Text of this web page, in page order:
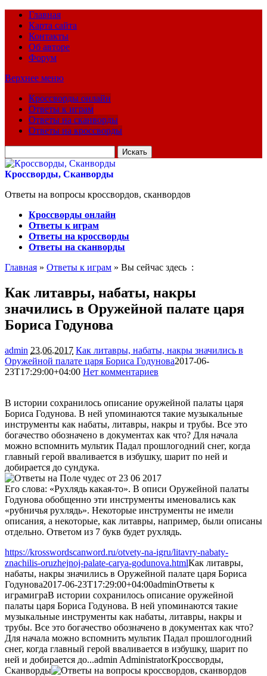
Главная
Карта сайта
Контакты
Об авторе
Форум
Верхнее меню
Кроссворды онлайн
Ответы к играм
Ответы на сканворды
Ответы на кроссворды
для:
Кроссворды, Сканворды
Ответы на вопросы кроссвордов, сканвордов
Кроссворды онлайн
Ответы к играм
Ответы на кроссворды
Ответы на сканворды
Главная » Ответы к играм » Вы сейчас здесь :
Как литавры, набаты, накры
значились в Оружейной палате царя
Бориса Годунова
admin 23.06.2017 Как литавры, набаты, накры значились в
Оружейной палате царя Бориса Годунова2017-06-
23T17:29:00+04:00 Нет комментариев
В истории сохранилось описание оружейной палаты царя
Бориса Годунова. В ней упоминаются такие музыкальные
инструменты как набаты, литавры, накры и трубы. Все это
богачество обозначено в документах как что? Для начала
можно вспомнить мультик Падал прошлогодний снег, когда
главный герой вваливается в избушку, шарит по ней и
добирается до сундука.
Его слова: «Рухлядь какая-то». В описи Оружейной палаты
Годунова обобщенно эти инструменты именовались как
«рубничья рухлядь». Некоторые инструменты не имели
описания, а некоторые, как литавры, например, были описаны
отдельно. Ответом из 7 букв будет рухлядь.
https://krosswordscanword.ru/otvety-na-igru/litavry-nabaty-
znachilis-oruzhejnoj-palate-carya-godunova.htmlКак литавры,
набаты, накры значились в Оружейной палате царя Бориса
Годунова2017-06-23T17:29:00+04:00adminОтветы к
играмиграВ истории сохранилось описание оружейной
палаты царя Бориса Годунова. В ней упоминаются такие
музыкальные инструменты как набаты, литавры, накры и
трубы. Все это богачество обозначено в документах как что?
Для начала можно вспомнить мультик Падал прошлогодний
снег, когда главный герой вваливается в избушку, шарит по
ней и добирается до...admin AdministratorКроссворды,
Сканворды